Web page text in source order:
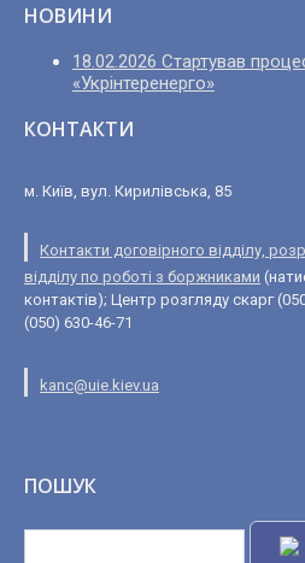
НОВИНИ
18.02.2026 Стартував
«Укрінтеренерго»
КОНТАКТИ
м. Київ, вул. Кирилівська, 85
Контакти договірного відділу,
відділу по роботі з боржниками
контактів); Центр розгляду скарг
(050) 630-46-71
kanc@uie.kiev.ua
ПОШУК